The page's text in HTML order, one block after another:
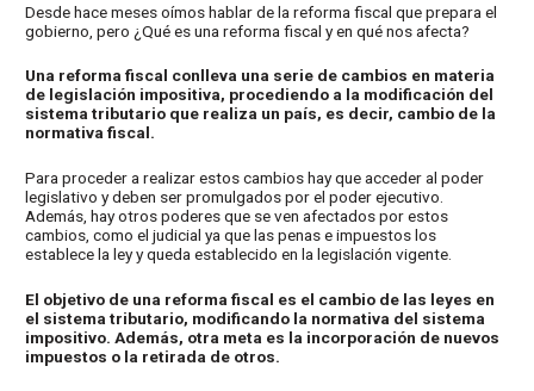
Desde hace meses oímos hablar de la reforma fiscal que prepara el
gobierno, pero ¿Qué es una reforma fiscal y en qué nos afecta?
Una reforma fiscal conlleva una serie de cambios en materia
de legislación impositiva, procediendo a la modificación del
sistema tributario que realiza un país, es decir, cambio de la
normativa fiscal.
Para proceder a realizar estos cambios hay que acceder al poder
legislativo y deben ser promulgados por el poder ejecutivo.
Además, hay otros poderes que se ven afectados por estos
cambios, como el judicial ya que las penas e impuestos los
establece la ley y queda establecido en la legislación vigente.
El objetivo de una reforma fiscal es el cambio de las leyes en
el sistema tributario, modificando la normativa del sistema
impositivo. Además, otra meta es la incorporación de nuevos
impuestos o la retirada de otros.